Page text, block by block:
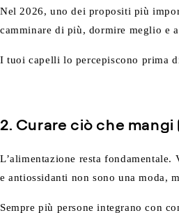
Nel 2026, uno dei propositi più
camminare di più, dormire meglio e
I tuoi capelli lo percepiscono prima
2. Curare ciò che mangi
L’alimentazione resta
e antiossidanti non sono una moda,
Sempre più persone integrano con